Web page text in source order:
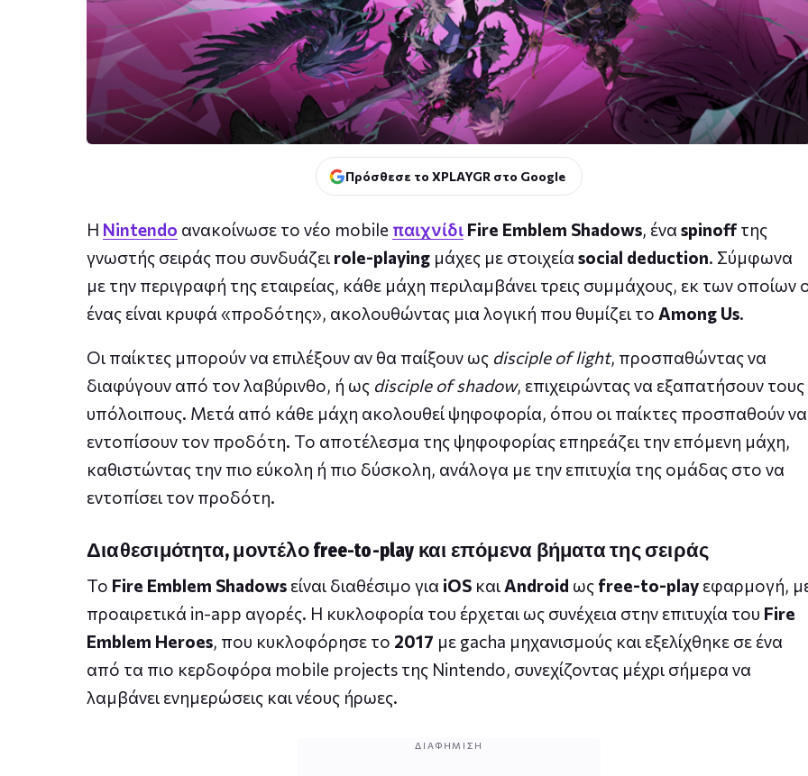
Πρόσθεσε το XPLAYGR στο Google
Η Nintendo ανακοίνωσε το νέο mobile παιχνίδι Fire Emblem Shadows, ένα spinoff της
γνωστής σειράς που συνδυάζει role-playing μάχες με στοιχεία social deduction. Σύμφωνα
με την περιγραφή της εταιρείας, κάθε μάχη περιλαμβάνει τρεις συμμάχους, εκ των οποίων
ένας είναι κρυφά «προδότης», ακολουθώντας μια λογική που θυμίζει το Among Us.
Οι παίκτες μπορούν να επιλέξουν αν θα παίξουν ως disciple of light, προσπαθώντας να
διαφύγουν από τον λαβύρινθο, ή ως disciple of shadow, επιχειρώντας να εξαπατήσουν τους
υπόλοιπους. Μετά από κάθε μάχη ακολουθεί ψηφοφορία, όπου οι παίκτες προσπαθούν να
εντοπίσουν τον προδότη. Το αποτέλεσμα της ψηφοφορίας επηρεάζει την επόμενη μάχη,
καθιστώντας την πιο εύκολη ή πιο δύσκολη, ανάλογα με την επιτυχία της ομάδας στο να
εντοπίσει τον προδότη.
Διαθεσιμότητα, μοντέλο free-to-play και επόμενα βήματα της σειράς
Το Fire Emblem Shadows είναι διαθέσιμο για iOS καιAndroid ως free-to-play εφαρμογή,
προαιρετικά in-app αγορές. Η κυκλοφορία του έρχεται ως συνέχεια στην επιτυχία του Fire
Emblem Heroes, που κυκλοφόρησε το 2017 με gacha μηχανισμούς και εξελίχθηκε σε ένα
από τα πιο κερδοφόρα mobile projects της Nintendo, συνεχίζοντας μέχρι σήμερα να
λαμβάνει ενημερώσεις και νέους ήρωες.
ΔΙΑΦΉΜΙΣΗ